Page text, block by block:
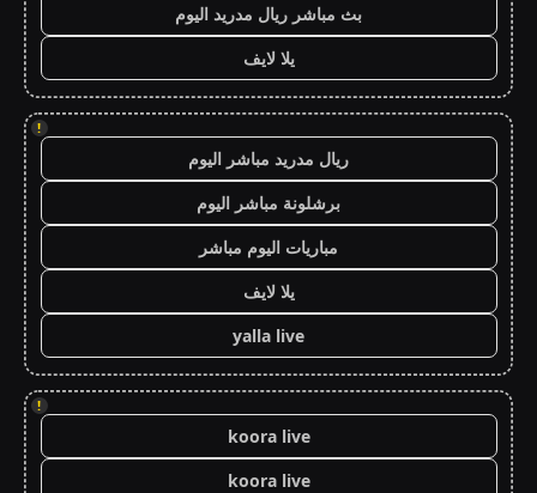
بث مباشر ريال مدريد اليوم
يلا لايف
!
ريال مدريد مباشر اليوم
برشلونة مباشر اليوم
مباريات اليوم مباشر
يلا لايف
yalla live
!
koora live
koora live